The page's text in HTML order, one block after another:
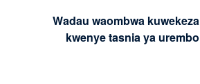
Wadau waombwa kuwekeza
kwenye tasnia ya urembo